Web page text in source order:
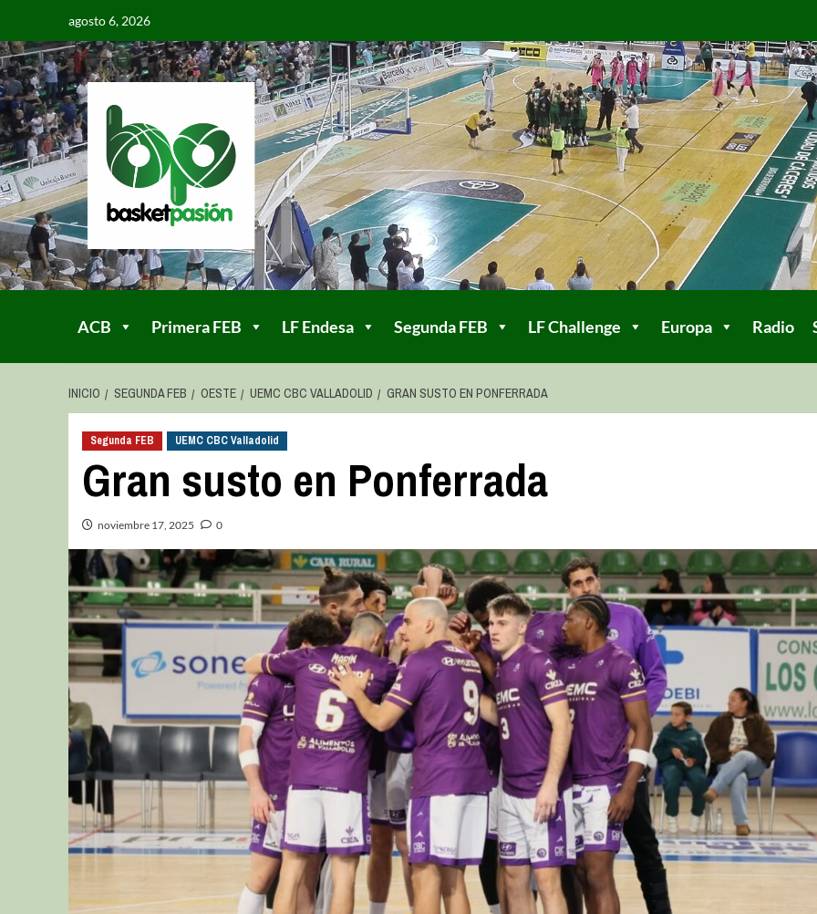
agosto 6, 2026
ACB Primera FEB LF Endesa Segunda FEB LF Challenge Europa Radio
INICIO SEGUNDA FEB OESTE UEMC CBC VALLADOLID GRAN SUSTO EN PONFERRADA
Segunda FEB UEMC CBC Valladolid
Gran susto en Ponferrada
noviembre 17, 2025 0